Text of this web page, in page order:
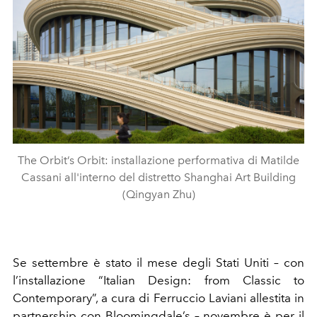
The Orbit’s Orbit: installazione performativa di Matilde
Cassani all'interno del distretto Shanghai Art Building
(Qingyan Zhu)
Se settembre è stato il mese degli Stati Uniti – con
l’installazione “Italian Design: from Classic to
Contemporary”, a cura di Ferruccio Laviani allestita in